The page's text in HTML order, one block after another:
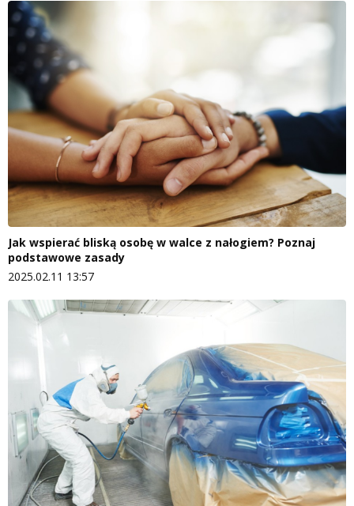
Jak wspierać bliską osobę w walce z nałogiem? Poznaj
podstawowe zasady
2025.02.11 13:57